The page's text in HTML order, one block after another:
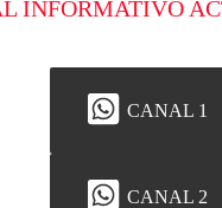
INFORMATIVO
CANAL 1
CANAL 2